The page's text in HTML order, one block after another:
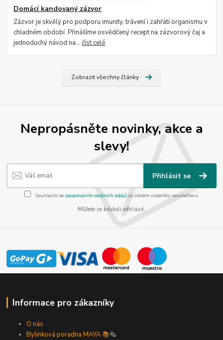
Domácí kandovaný zázvor
Zázvor je skvělý pro podporu imunity, trávení i zahřátí organismu v
chladném období. Přinášíme osvědčený recept na zázvorový čaj a
jednoduchý návod na...číst celé
Zobrazit všechny články
Nepropásněte novinky, akce a
slevy!
Přihlásit se
Souhlasím se zpracováním osobních údajůza účelem rozesílky newsletteru.
Můžete se kdykoli odhlásit.
Informace pro zákazníky
O nás
Bylinková poradna MAYA 📚🗞️